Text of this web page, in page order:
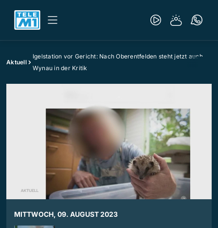
Aktuell
Igelstation vor Gericht: Nach Oberentfelden steht jetzt auch
Wynau in der Kritik
MITTWOCH, 09. AUGUST 2023